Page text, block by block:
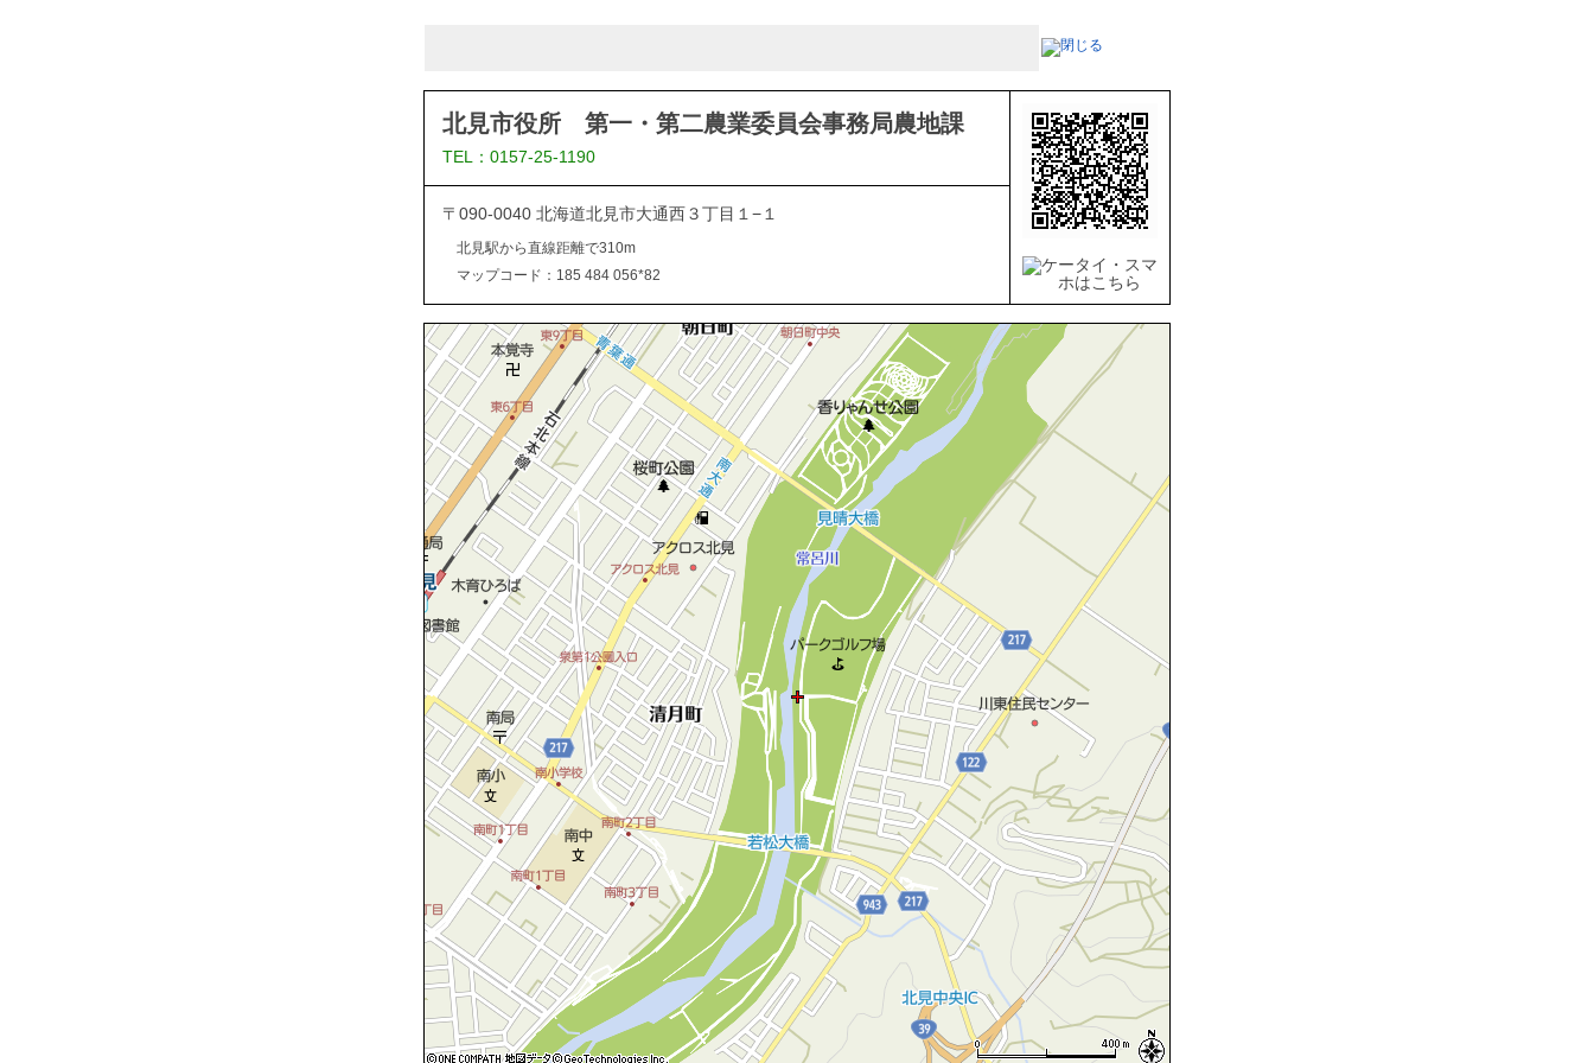
北見市役所 第一・第二農業委員会事務局農地課
TEL：0157-25-1190
〒090-0040 北海道北見市大通西３丁目１−１
北見駅から直線距離で310m
マップコード：185 484 056*82